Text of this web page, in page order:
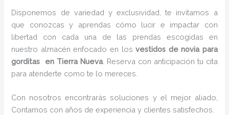
Disponemos de variedad y exclusividad, te invitamos a
que conozcas y aprendas cómo lucir e impactar con
libertad con cada una de las prendas escogidas en
nuestro almacén enfocado en losvestidos de novia para
gorditas en Tierra Nueva. Reserva con anticipación tu cita
para atenderte como te lo mereces.
Con nosotros encontrarás soluciones y el mejor aliado,
Contamos con años de experiencia y clientes satisfechos.